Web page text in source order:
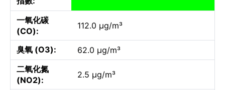
一氧化碳
(CO):
112.0 µg/m³
臭氧 (O3):
62.0 µg/m³
二氧化氮
(NO2):
2.5 µg/m³